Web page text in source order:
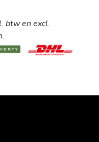
btw en excl.